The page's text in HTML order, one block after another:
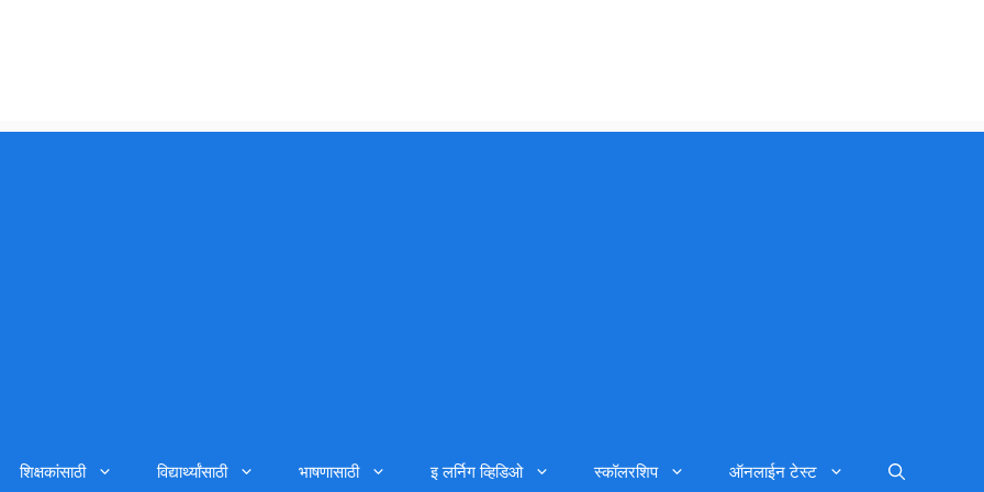
शिक्षकांसाठी विद्यार्थ्यांसाठी भाषणासाठी इ लर्निग व्हिडिओ स्कॉलरशिप ऑनलाईन टेस्ट